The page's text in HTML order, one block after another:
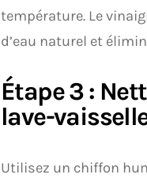
température. Le
d’eau naturel et
Étape 3 :
lave-
Utilisez un chiffon